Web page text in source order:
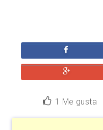
1 Me gusta